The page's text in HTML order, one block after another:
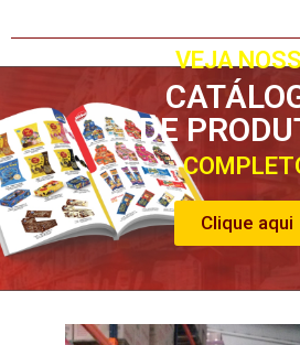
VEJA
DE
Clique aqui